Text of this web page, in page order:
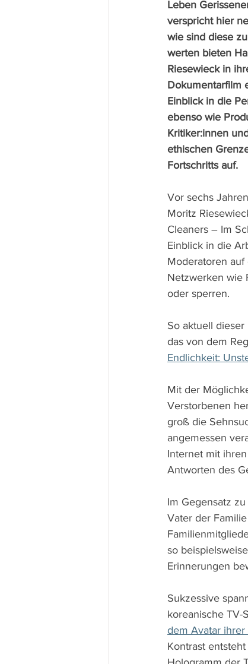
Leben
verspricht hier
wie sind diese
werten bieten
Riesewieck in
Dokumentarfilm
Einblick in die
ebenso wie
Kritiker:innen
ethischen
Fortschritts auf.
Vor sechs
Moritz
Cleaners – Im
Einblick in die
Moderatoren
Netzwerken wie
oder sperren.
So aktuell
das von dem
Endlichkeit:
Mit der
Verstorbenen
groß die
angemessen
Internet mit
Antworten des
Im Gegensatz
Vater der
so
Erinnerungen
Sukzessive
koreanische TV-
dem Avatar
Kontrast